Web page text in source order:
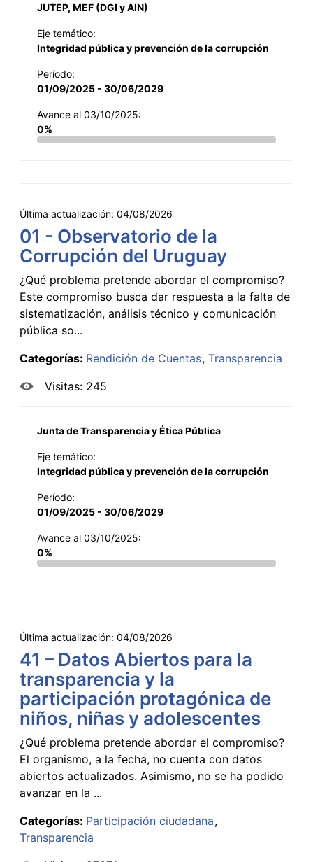
JUTEP, MEF (DGI y AIN)
Eje temático:
Integridad pública y prevención de la corrupción
Período:
01/09/2025 - 30/06/2029
Avance al 03/10/2025:
0%
Última actualización: 04/08/2026
01 - Observatorio de la
Corrupción del Uruguay
¿Qué problema pretende abordar el compromiso?
Este compromiso busca dar respuesta a la falta de
sistematización, análisis técnico y comunicación
pública so...
Categorías: Rendición de Cuentas Transparencia
Visitas: 245
Junta de Transparencia y Ética Pública
Eje temático:
Integridad pública y prevención de la corrupción
Período:
01/09/2025 - 30/06/2029
Avance al 03/10/2025:
0%
Última actualización: 04/08/2026
41 – Datos Abiertos para la
transparencia y la
participación protagónica de
niños, niñas y adolescentes
¿Qué problema pretende abordar el compromiso?
El organismo, a la fecha, no cuenta con datos
abiertos actualizados. Asimismo, no se ha podido
avanzar en la ...
Categorías: Participación ciudadana
Transparencia